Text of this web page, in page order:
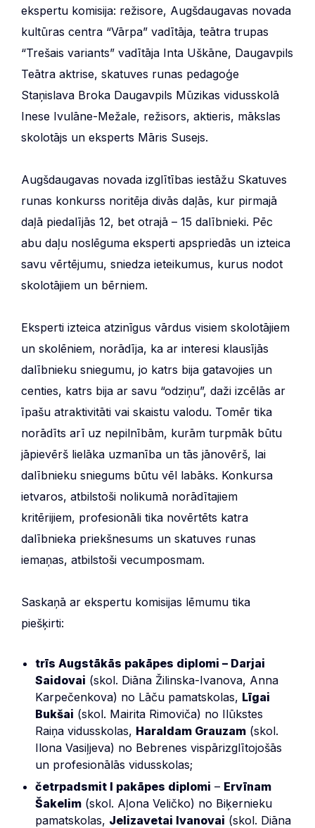
ekspertu komisija: režisore, Augšdaugavas novada
kultūras centra “Vārpa” vadītāja, teātra trupas
“Trešais variants” vadītāja Inta Uškāne, Daugavpils
Teātra aktrise, skatuves runas pedagoģe
Staņislava Broka Daugavpils Mūzikas vidusskolā
Inese Ivulāne-Mežale, režisors, aktieris, mākslas
skolotājs un eksperts Māris Susejs.
Augšdaugavas novada izglītības iestāžu Skatuves
runas konkurss noritēja divās daļās, kur pirmajā
daļā piedalījās 12, bet otrajā – 15 dalībnieki. Pēc
abu daļu noslēguma eksperti apspriedās un izteica
savu vērtējumu, sniedza ieteikumus, kurus nodot
skolotājiem un bērniem.
Eksperti izteica atzinīgus vārdus visiem skolotājiem
un skolēniem, norādīja, ka ar interesi klausījās
dalībnieku sniegumu, jo katrs bija gatavojies un
centies, katrs bija ar savu “odziņu”, daži izcēlās ar
īpašu atraktivitāti vai skaistu valodu. Tomēr tika
norādīts arī uz nepilnībām, kurām turpmāk būtu
jāpievērš lielāka uzmanība un tās jānovērš, lai
dalībnieku sniegums būtu vēl labāks. Konkursa
ietvaros, atbilstoši nolikumā norādītajiem
kritērijiem, profesionāli tika novērtēts katra
dalībnieka priekšnesums un skatuves runas
iemaņas, atbilstoši vecumposmam.
Saskaņā ar ekspertu komisijas lēmumu tika
piešķirti:
trīs Augstākās pakāpes diplomi – Darjai
Saidovai (skol. Diāna Žilinska-Ivanova, Anna
Karpečenkova) no Lāču pamatskolas, Līgai
Bukšai (skol. Mairita Rimoviča) no Ilūkstes
Raiņa vidusskolas, Haraldam Grauzam (skol.
Ilona Vasiļjeva) no Bebrenes vispārizglītojošās
un profesionālās vidusskolas;
četrpadsmit I pakāpes diplomi – Ervīnam
Šakelim (skol. Aļona Veličko) no Biķernieku
pamatskolas, Jelizavetai Ivanovai (skol. Diāna